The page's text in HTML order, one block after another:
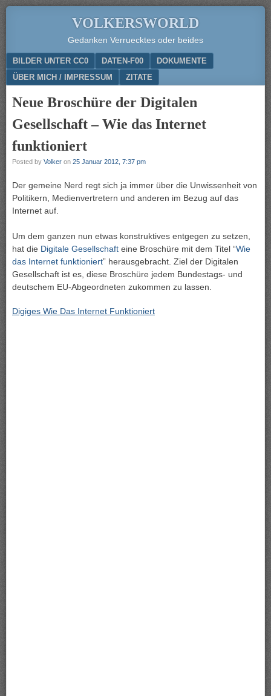
VOLKERSWORLD
Gedanken Verruecktes oder beides
Menu
SKIP TO CONTENT
BILDER UNTER CC0 DATEN-F00
DOKUMENTE
ÜBER MICH / IMPRESSUM
ZITATE
Neue Broschüre der Digitalen
Gesellschaft – Wie das Internet
funktioniert
Posted by Volker on 25 Januar 2012, 7:37 pm
Der gemeine Nerd regt sich ja immer über die Unwissenheit von
Politikern, Medienvertretern und anderen im Bezug auf das
Internet auf.
Um dem ganzen nun etwas konstruktives entgegen zu setzen,
hat die Digitale Gesellschaft eine Broschüre mit dem Titel “Wie
das Internet funktioniert” herausgebracht. Ziel der Digitalen
Gesellschaft ist es, diese Broschüre jedem Bundestags- und
deutschem EU-Abgeordneten zukommen zu lassen.
Digiges Wie Das Internet Funktioniert